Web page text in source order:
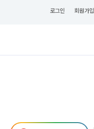
로그인 회원가입